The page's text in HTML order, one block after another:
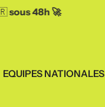
sous 48h 🚀
EQUIPES NATIONALES